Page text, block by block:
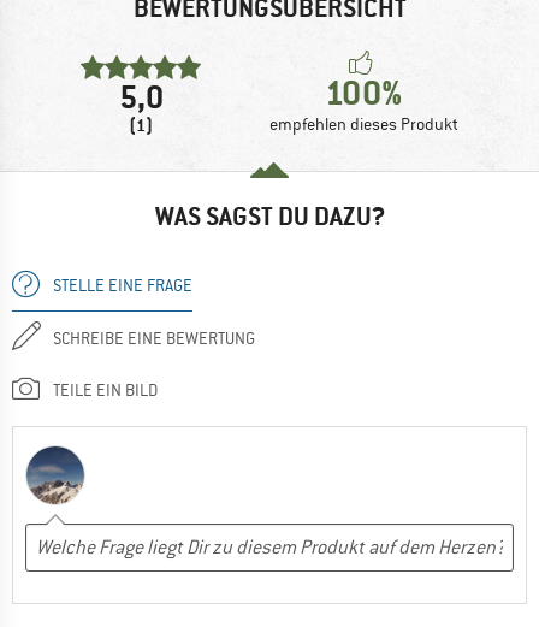
BEWERTUNGSÜBERSICHT
5,0
(1)
100%
empfehlen dieses Produkt
WAS SAGST DU DAZU?
STELLE EINE FRAGE
SCHREIBE EINE BEWERTUNG
TEILE EIN BILD